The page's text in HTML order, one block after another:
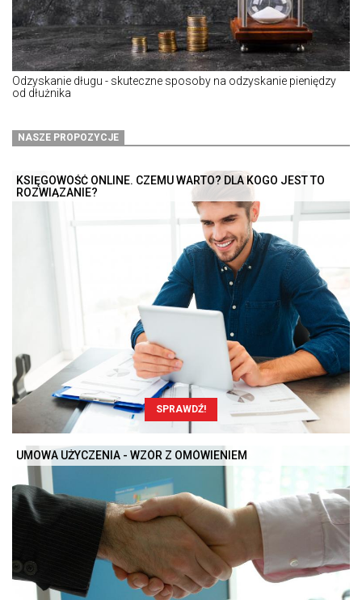
Odzyskanie długu - skuteczne sposoby na odzyskanie pieniędzy
od dłużnika
NASZE PROPOZYCJE
KSIĘGOWOŚĆ ONLINE. CZEMU WARTO? DLA KOGO JEST TO
ROZWIĄZANIE?
SPRAWDŹ!
UMOWA UŻYCZENIA - WZÓR Z OMÓWIENIEM